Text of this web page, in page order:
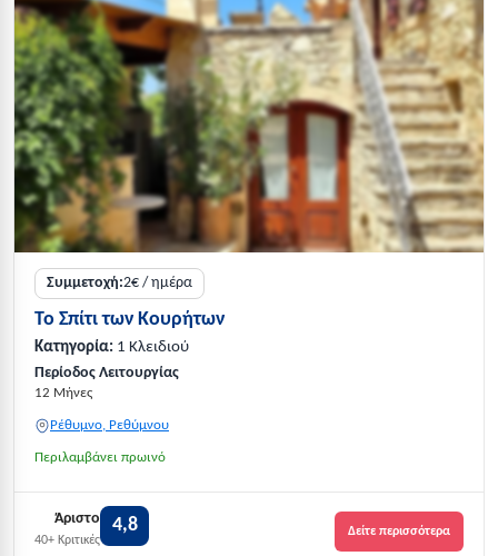
Συμμετοχή:2€ / ημέρα
Το Σπίτι των Κουρήτων
Κατηγορία: 1 Κλειδιού
Περίοδος Λειτουργίας
12 Μήνες
Ρέθυμνο, Ρεθύμνου
Περιλαμβάνει πρωινό
Άριστο
40+ Κριτικές
4,8 Δείτε περισσότερα